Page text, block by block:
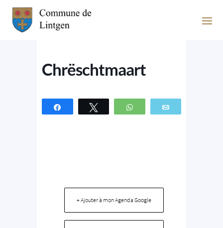
Chrëschtmaart
Partagez Tweetez WhatsApp
+ Ajouter à mon Agenda Google